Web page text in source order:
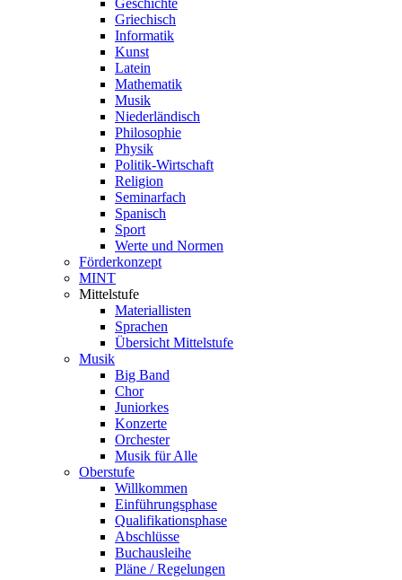
Griechisch
Informatik
Kunst
Latein
Mathematik
Musik
Niederländisch
Philosophie
Physik
Politik-Wirtschaft
Religion
Seminarfach
Spanisch
Sport
Werte und Normen
Förderkonzept
MINT
Mittelstufe
Materiallisten
Sprachen
Übersicht Mittelstufe
Musik
Big Band
Chor
Juniorkes
Konzerte
Orchester
Musik für Alle
Oberstufe
Willkommen
Einführungsphase
Qualifikationsphase
Abschlüsse
Buchausleihe
Pläne / Regelungen